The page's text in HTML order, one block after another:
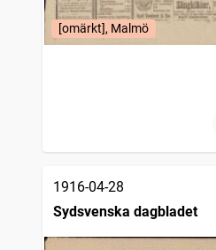
[omärkt], Malmö
1916-04-28
Sydsvenska dagbladet